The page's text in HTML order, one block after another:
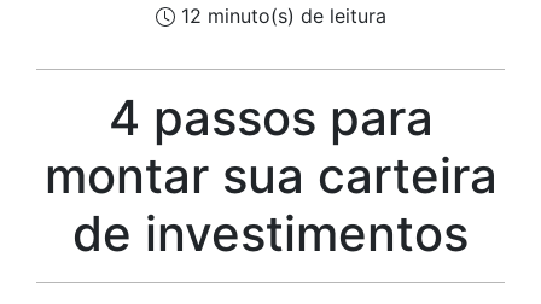
12 minuto(s) de leitura
4 passos para
montar sua carteira
de investimentos